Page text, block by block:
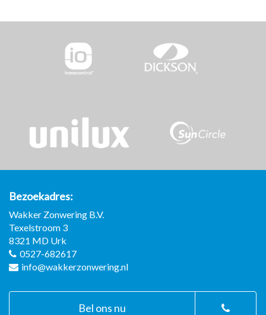
Bezoekadres
Wakker Zonwering B.V.
Texelstroom 3
8321 MD Urk
0527-682617
info@wakkerzonwering.nl
Bel ons nu